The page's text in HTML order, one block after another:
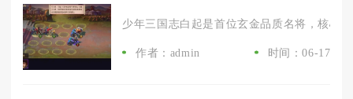
少年三国志白起是首位玄金品质名将，核心
作者：admin 时间：06-17